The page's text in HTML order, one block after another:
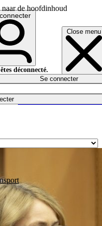
naar de hoofdinhoud
Close menu
déconnecté.
Se connecter